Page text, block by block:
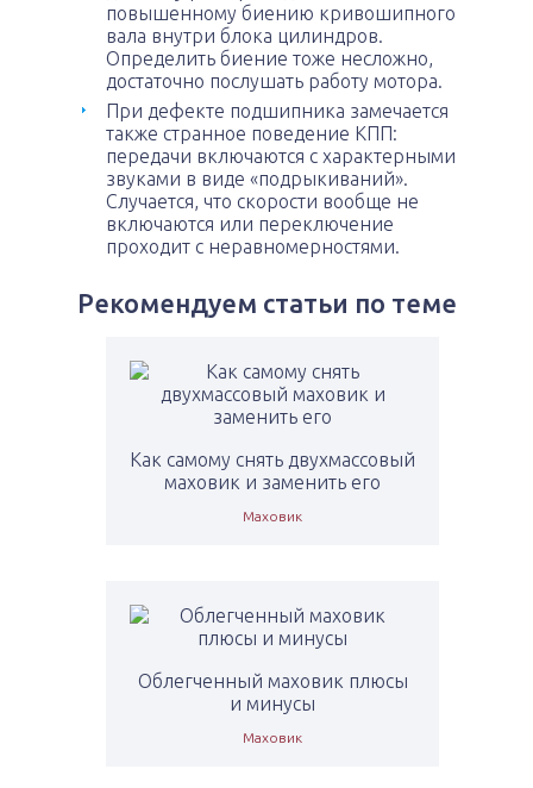
повышенному биению кривошипного
вала внутри блока цилиндров.
Определить биение тоже несложно,
достаточно послушать работу мотора.
При дефекте подшипника замечается
также странное поведение КПП:
передачи включаются с характерными
звуками в виде «подрыкиваний».
Случается, что скорости вообще не
включаются или переключение
проходит с неравномерностями.
Рекомендуем статьи по теме
Как самому снять двухмассовый
маховик и заменить его
Маховик
Облегченный маховик плюсы
и минусы
Маховик